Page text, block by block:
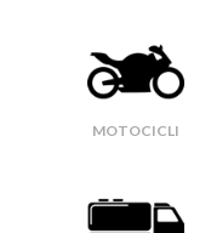
MOTOCICLI